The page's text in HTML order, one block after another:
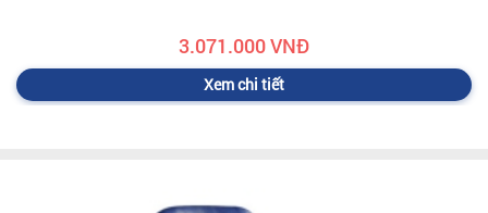
3.071.000 VNĐ
Xem chi tiết